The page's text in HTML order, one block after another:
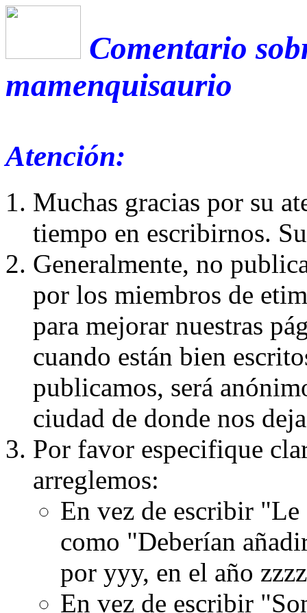
Comentario
mamenquisaurio
Atención:
Muchas gracias por su
tiempo en escribirnos.
Generalmente, no
por los miembros de
para mejorar nuestras
cuando están bien
publicamos, será
ciudad de donde nos
Por favor especifique
arreglemos:
En vez de escribir
como "Deberían
por yyy, en el año
En vez de escribir